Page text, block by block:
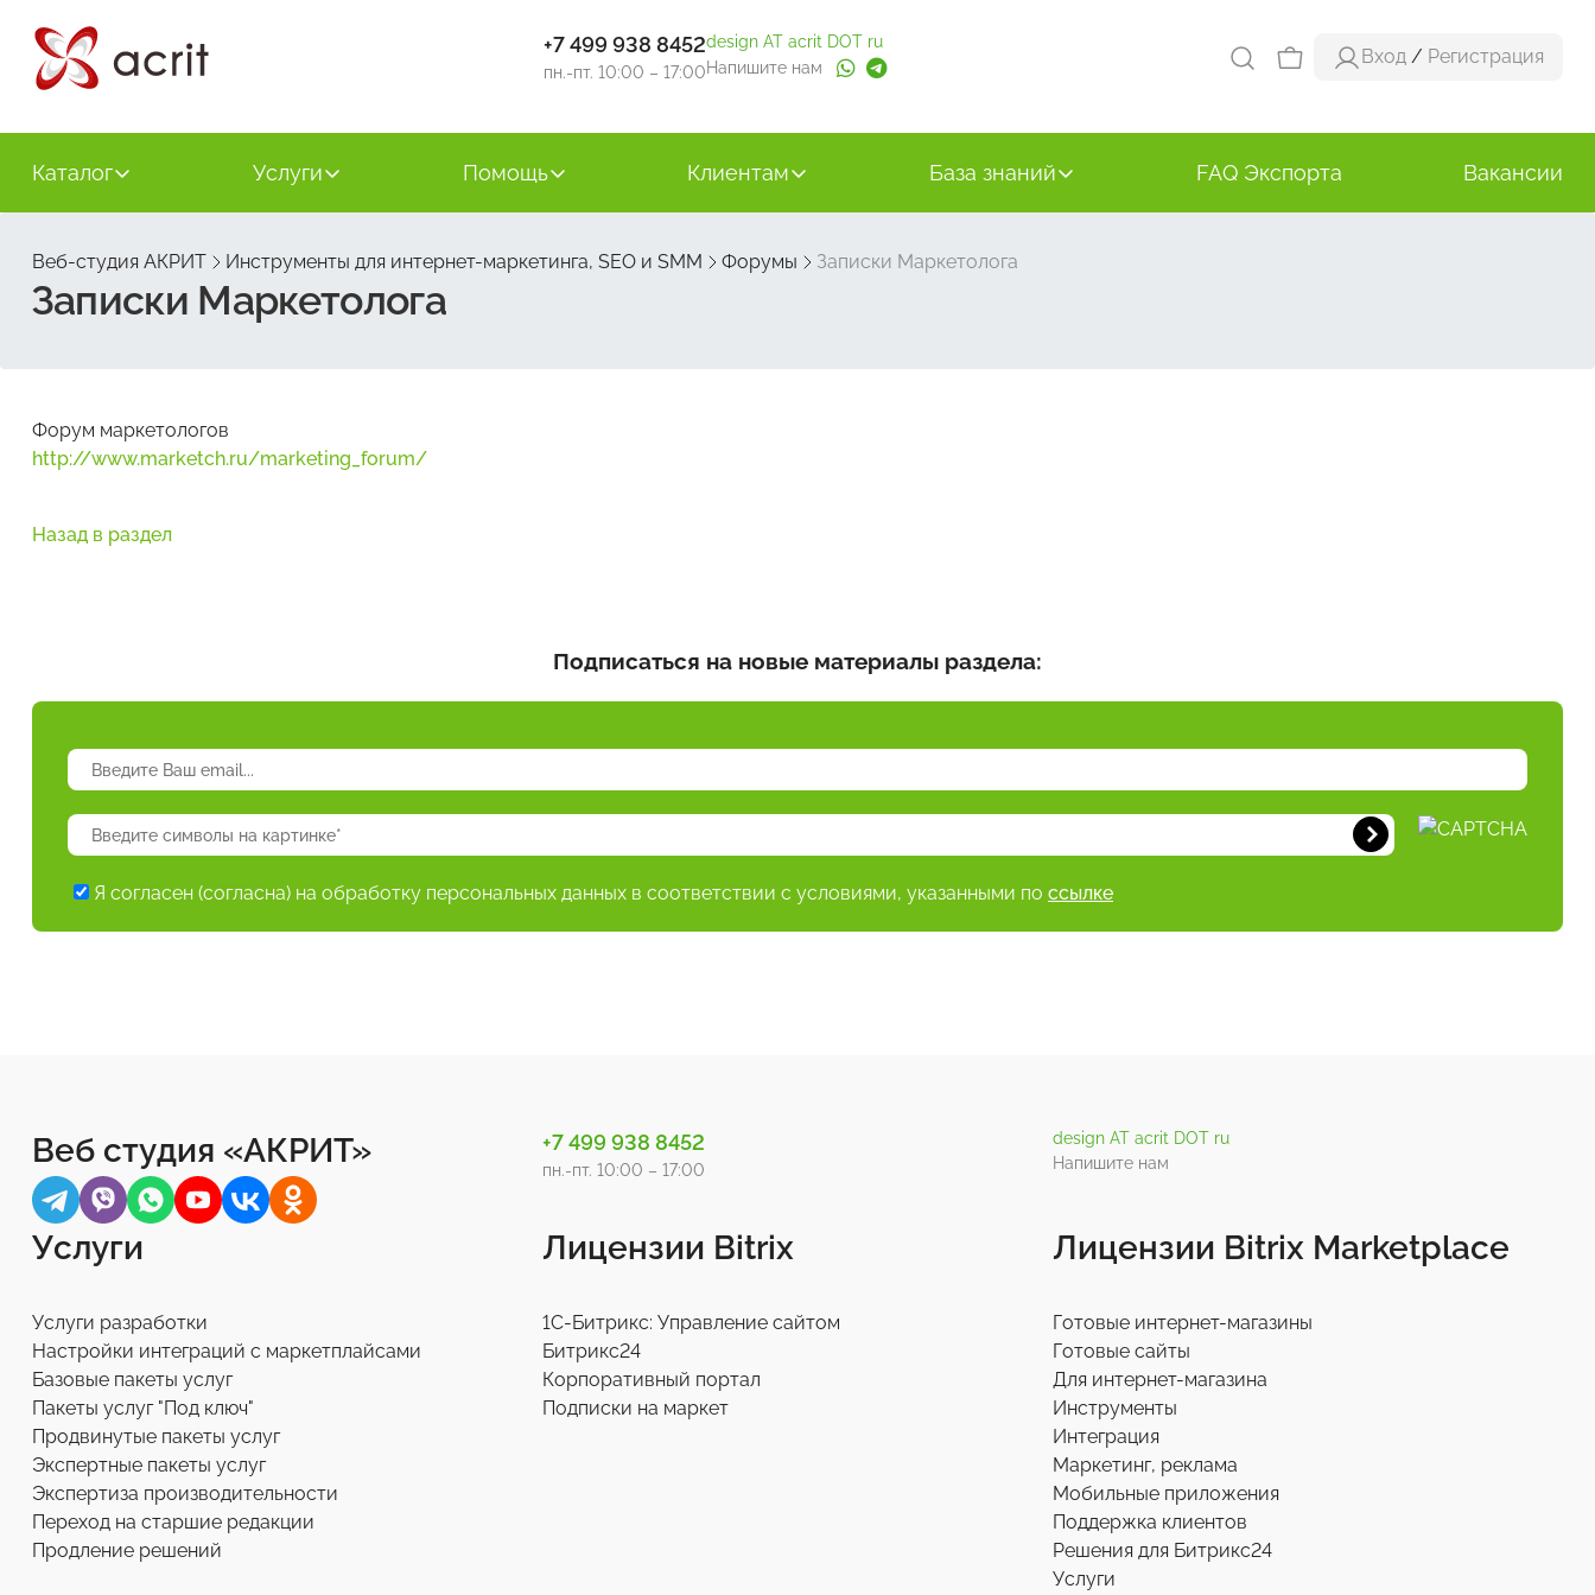
+7 499 938 8452
пн.-пт. 10:00 – 17:00
design AT acrit DOT ru
Напишите нам
Вход / Регистрация
Каталог Услуги Помощь Клиентам База знаний FAQ Экспорта Вакансии
Веб-студия АКРИТ Инструменты для интернет-маркетинга, SEO и SMM Форумы Записки Маркетолога
Записки Маркетолога
Форум маркетологов
http://www.marketch.ru/marketing_forum/
Назад в раздел
Подписаться на новые материалы раздела:
Я согласен (согласна) на обработку персональных данных в соответствии с условиями, указанными по ссылке
Веб студия «АКРИТ» +7 499 938 8452
пн.-пт. 10:00 – 17:00
design AT acrit DOT ru
Напишите нам
Услуги
Услуги разработки
Настройки интеграций с маркетплайсами
Базовые пакеты услуг
Пакеты услуг "Под ключ"
Продвинутые пакеты услуг
Экспертные пакеты услуг
Экспертиза производительности
Переход на старшие редакции
Продление решений
Лицензии Bitrix
1С-Битрикс: Управление сайтом
Битрикс24
Корпоративный портал
Подписки на маркет
Лицензии Bitrix Marketplace
Готовые интернет-магазины
Готовые сайты
Для интернет-магазина
Инструменты
Интеграция
Маркетинг, реклама
Мобильные приложения
Поддержка клиентов
Решения для Битрикс24
Услуги